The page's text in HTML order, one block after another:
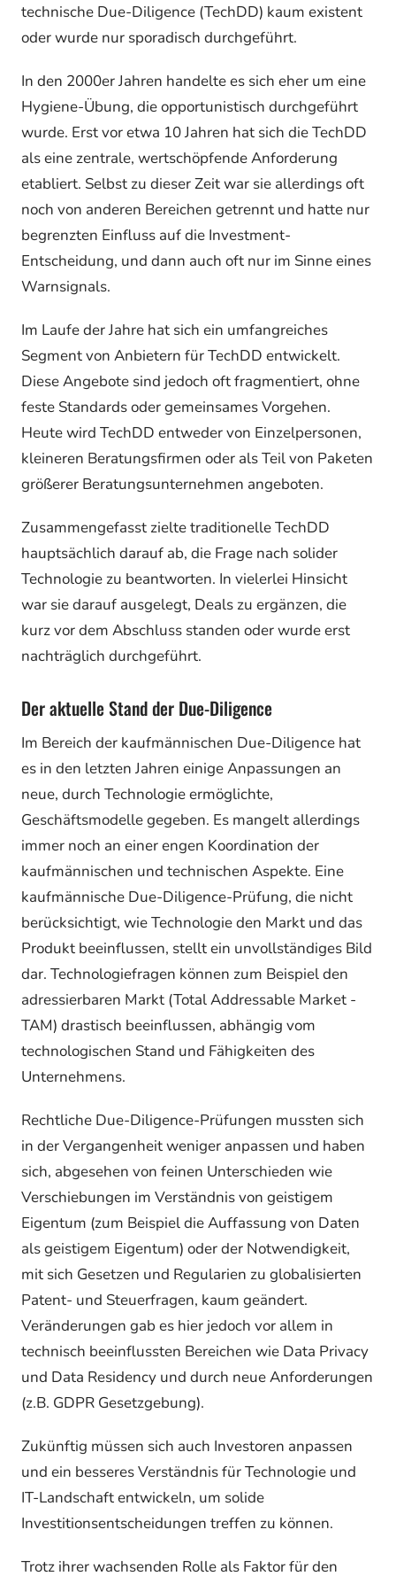
technische Due-Diligence (TechDD) kaum existent
oder wurde nur sporadisch durchgeführt.
In den 2000er Jahren handelte es sich eher um eine
Hygiene-Übung, die opportunistisch durchgeführt
wurde. Erst vor etwa 10 Jahren hat sich die TechDD
als eine zentrale, wertschöpfende Anforderung
etabliert. Selbst zu dieser Zeit war sie allerdings oft
noch von anderen Bereichen getrennt und hatte nur
begrenzten Einfluss auf die Investment-
Entscheidung, und dann auch oft nur im Sinne eines
Warnsignals.
Im Laufe der Jahre hat sich ein umfangreiches
Segment von Anbietern für TechDD entwickelt.
Diese Angebote sind jedoch oft fragmentiert, ohne
feste Standards oder gemeinsames Vorgehen.
Heute wird TechDD entweder von Einzelpersonen,
kleineren Beratungsfirmen oder als Teil von Paketen
größerer Beratungsunternehmen angeboten.
Zusammengefasst zielte traditionelle TechDD
hauptsächlich darauf ab, die Frage nach solider
Technologie zu beantworten. In vielerlei Hinsicht
war sie darauf ausgelegt, Deals zu ergänzen, die
kurz vor dem Abschluss standen oder wurde erst
nachträglich durchgeführt.
Der aktuelle Stand der Due-Diligence
Im Bereich der kaufmännischen Due-Diligence hat
es in den letzten Jahren einige Anpassungen an
neue, durch Technologie ermöglichte,
Geschäftsmodelle gegeben. Es mangelt allerdings
immer noch an einer engen Koordination der
kaufmännischen und technischen Aspekte. Eine
kaufmännische Due-Diligence-Prüfung, die nicht
berücksichtigt, wie Technologie den Markt und das
Produkt beeinflussen, stellt ein unvollständiges Bild
dar. Technologiefragen können zum Beispiel den
adressierbaren Markt (Total Addressable Market -
TAM) drastisch beeinflussen, abhängig vom
technologischen Stand und Fähigkeiten des
Unternehmens.
Rechtliche Due-Diligence-Prüfungen mussten sich
in der Vergangenheit weniger anpassen und haben
sich, abgesehen von feinen Unterschieden wie
Verschiebungen im Verständnis von geistigem
Eigentum (zum Beispiel die Auffassung von Daten
als geistigem Eigentum) oder der Notwendigkeit,
mit sich Gesetzen und Regularien zu globalisierten
Patent- und Steuerfragen, kaum geändert.
Veränderungen gab es hier jedoch vor allem in
technisch beeinflussten Bereichen wie Data Privacy
und Data Residency und durch neue Anforderungen
(z.B. GDPR Gesetzgebung).
Zukünftig müssen sich auch Investoren anpassen
und ein besseres Verständnis für Technologie und
IT-Landschaft entwickeln, um solide
Investitionsentscheidungen treffen zu können.
Trotz ihrer wachsenden Rolle als Faktor für den